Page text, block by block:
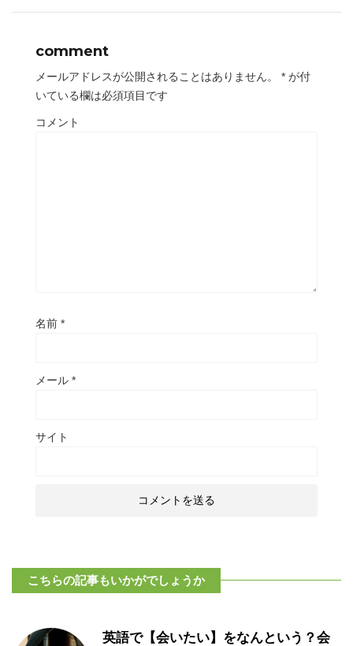
comment
メールアドレスが公開されることはありません。 * が付
いている欄は必須項目です
コメント
名前 *
メール *
サイト
こちらの記事もいかがでしょうか
英語で【会いたい】をなんという？会